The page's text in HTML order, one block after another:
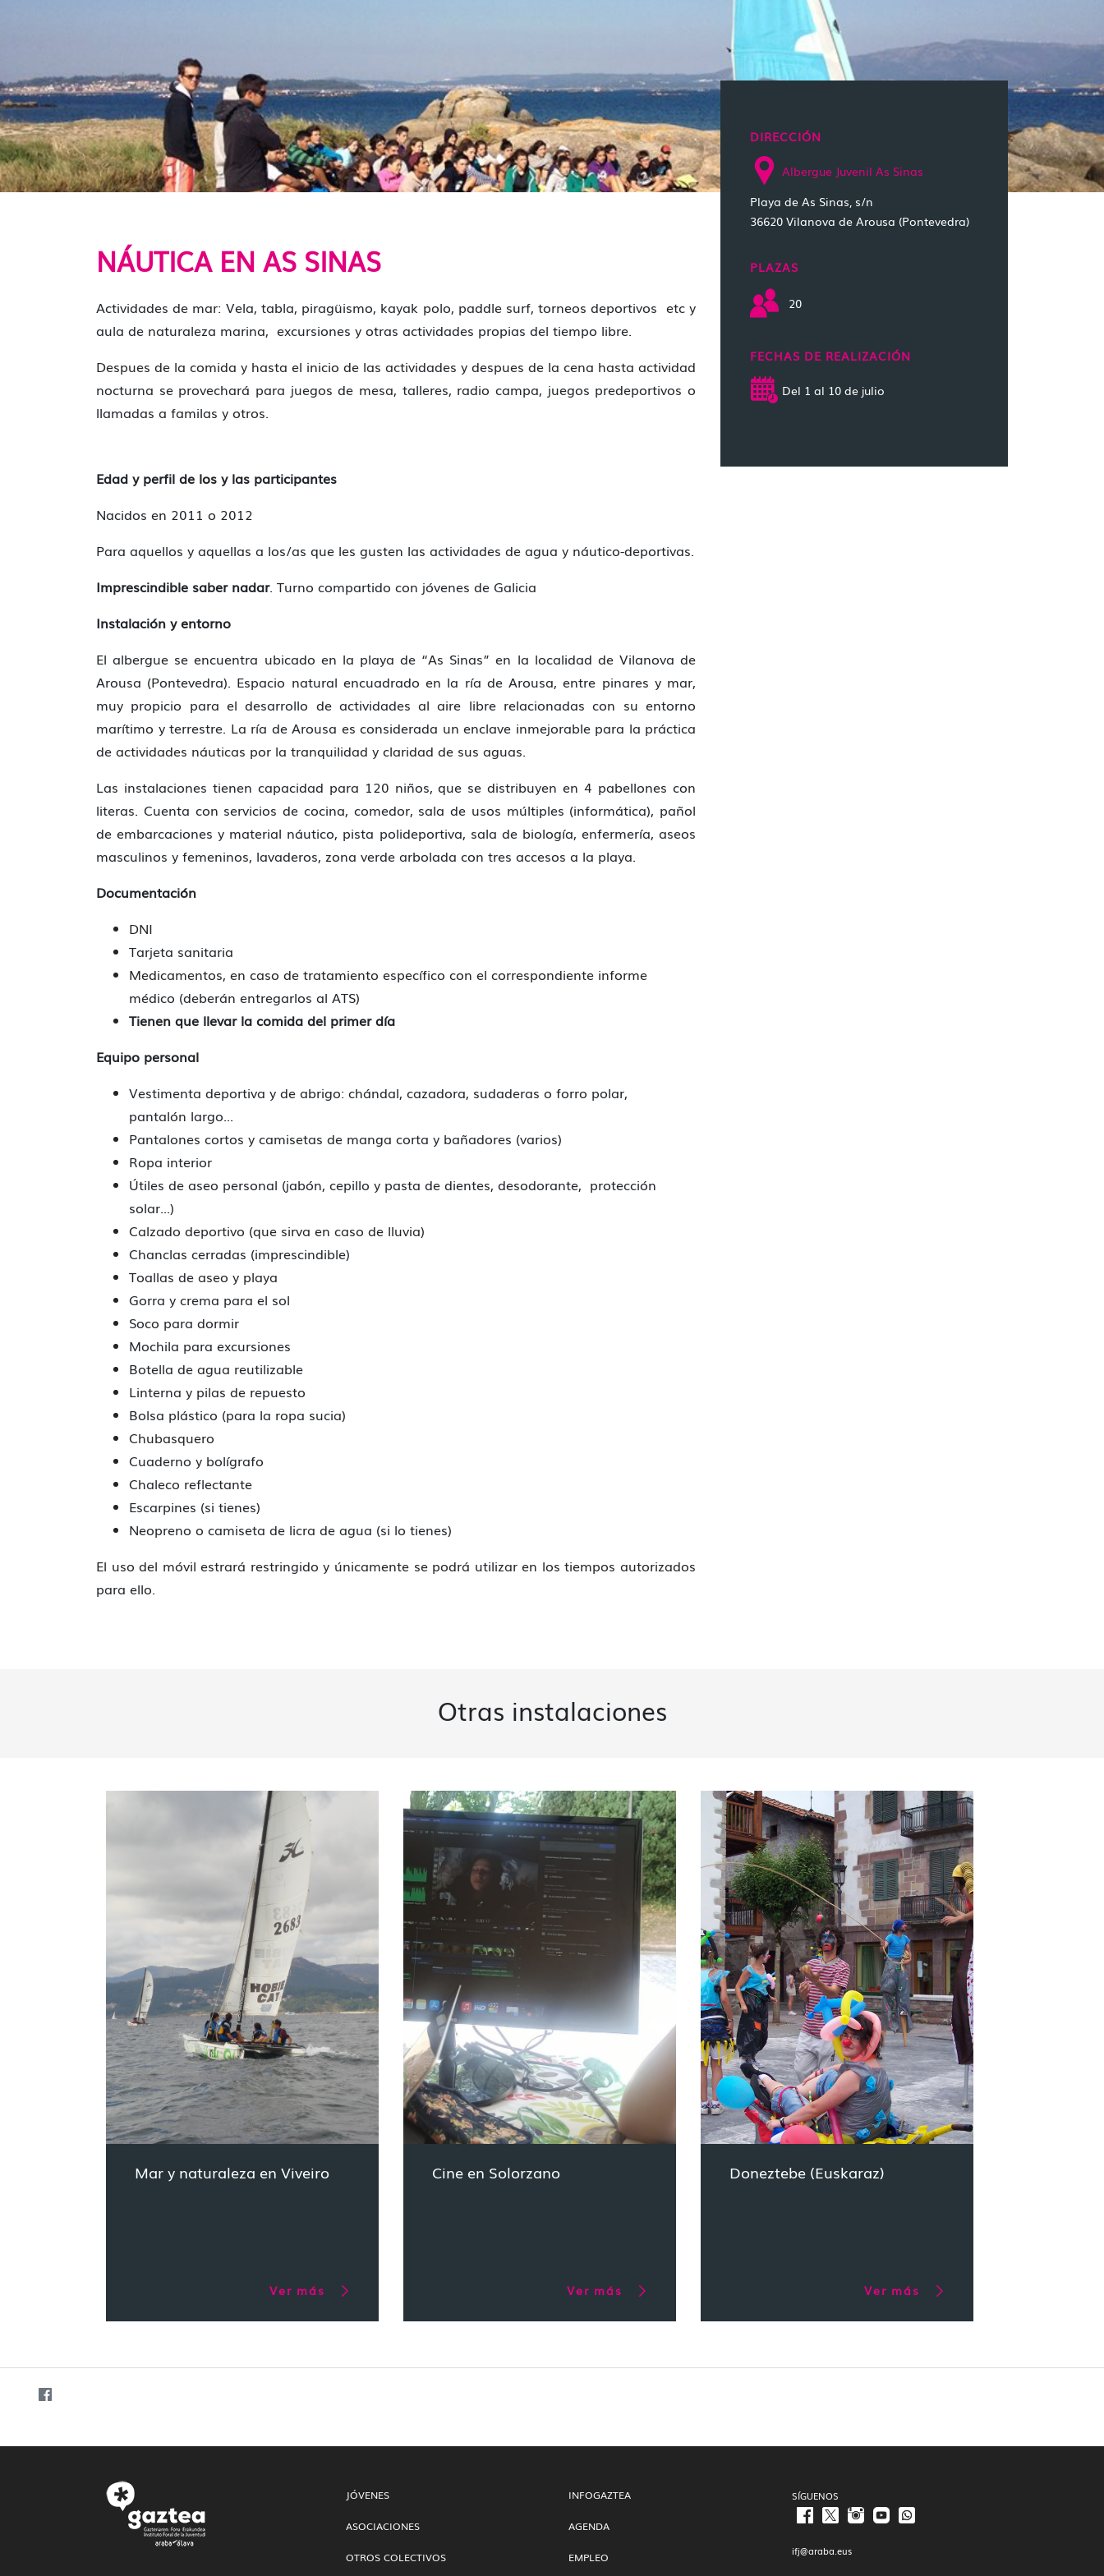
NÁUTICA EN AS SINAS
Actividades de mar: Vela, tabla, piragüismo, kayak polo, paddle surf, torneos deportivos etc y
aula de naturaleza marina, excursiones y otras actividades propias del tiempo libre.
Despues de la comida y hasta el inicio de las actividades y despues de la cena hasta actividad
nocturna se provechará para juegos de mesa, talleres, radio campa, juegos predeportivos o
llamadas a familas y otros.
Edad y perfil de los y las participantes
Nacidos en 2011 o 2012
Para aquellos y aquellas a los/as que les gusten las actividades de agua y náutico-deportivas.
Imprescindible saber nadar. Turno compartido con jóvenes de Galicia
Instalación y entorno
El albergue se encuentra ubicado en la playa de “As Sinas” en la localidad de Vilanova de
Arousa (Pontevedra). Espacio natural encuadrado en la ría de Arousa, entre pinares y mar,
muy propicio para el desarrollo de actividades al aire libre relacionadas con su entorno
marítimo y terrestre. La ría de Arousa es considerada un enclave inmejorable para la práctica
de actividades náuticas por la tranquilidad y claridad de sus aguas.
Las instalaciones tienen capacidad para 120 niños, que se distribuyen en 4 pabellones con
literas. Cuenta con servicios de cocina, comedor, sala de usos múltiples (informática), pañol
de embarcaciones y material náutico, pista polideportiva, sala de biología, enfermería, aseos
masculinos y femeninos, lavaderos, zona verde arbolada con tres accesos a la playa.
Documentación
DNI
Tarjeta sanitaria
Medicamentos, en caso de tratamiento específico con el correspondiente informe
médico (deberán entregarlos al ATS)
Tienen que llevar la comida del primer día
Equipo personal
Vestimenta deportiva y de abrigo: chándal, cazadora, sudaderas o forro polar,
pantalón largo...
Pantalones cortos y camisetas de manga corta y bañadores (varios)
Ropa interior
Útiles de aseo personal (jabón, cepillo y pasta de dientes, desodorante, protección
solar...)
Calzado deportivo (que sirva en caso de lluvia)
Chanclas cerradas (imprescindible)
Toallas de aseo y playa
Gorra y crema para el sol
Soco para dormir
Mochila para excursiones
Botella de agua reutilizable
Linterna y pilas de repuesto
Bolsa plástico (para la ropa sucia)
Chubasquero
Cuaderno y bolígrafo
Chaleco reflectante
Escarpines (si tienes)
Neopreno o camiseta de licra de agua (si lo tienes)
El uso del móvil estrará restringido y únicamente se podrá utilizar en los tiempos autorizados
para ello.
DIRECCIÓN
Albergue Juvenil As Sinas
Playa de As Sinas, s/n
36620 Vilanova de Arousa (Pontevedra)
PLAZAS
20
FECHAS DE REALIZACIÓN
Del 1 al 10 de julio
Otras instalaciones
Mar y naturaleza en Viveiro
Ver más
Cine en Solorzano
Ver más
Doneztebe (Euskaraz)
Ver más
JÓVENES
ASOCIACIONES
OTROS COLECTIVOS
INFOGAZTEA
AGENDA
EMPLEO
SÍGUENOS
ifj@araba.eus